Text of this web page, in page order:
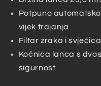
Potpuno
vijek trajanja
Filtar zraka i
Kočnica lanca s
sigurnost